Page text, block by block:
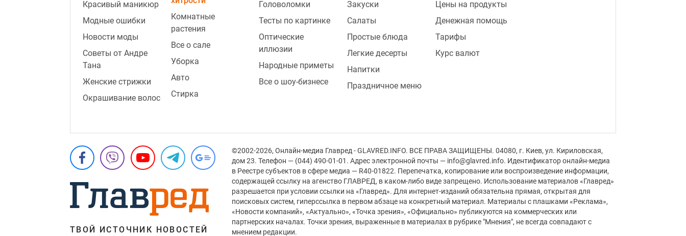
20:12
Соседи будут завидовать: как
вернуть газону насыщенный
19:59
Реклама
Красивый маникюр
Модные ошибки
Новости моды
Советы от Андре
Тана
Женские стрижки
Окрашивание волос
Комнатные
растения
Все о сале
Уборка
Авто
Стирка
Головоломки
Тесты по картинке
Оптические
иллюзии
Народные приметы
Все о шоу-бизнесе
Закуски
Салаты
Простые блюда
Легкие десерты
Напитки
Праздничное меню
Цены на продукты
Денежная помощь
Тарифы
Курс валют
ТВОЙ ИСТОЧНИК НОВОСТЕЙ
©2002-2026, Онлайн-медиа Главред - GLAVRED.INFO. ВСЕ ПРАВА ЗАЩИЩЕНЫ. 04080, г. Киев, ул. Кириловская,
дом 23. Телефон — (044) 490-01-01. Адрес электронной почты — info@glavred.info. Идентификатор онлайн-медиа
в Реестре cубъектов в сфере медиа — R40-01822. Перепечатка, копирование или воспроизведение информации,
содержащей ссылку на агенство ГЛАВРЕД, в каком-либо виде запрещено. Использование материалов «Главред»
разрешается при условии ссылки на «Главред». Для интернет-изданий обязательна прямая, открытая для
поисковых систем, гиперссылка в первом абзаце на конкретный материал. Материалы с плашками «Реклама»,
«Новости компаний», «Актуально», «Точка зрения», «Официально» публикуются на коммерческих или
партнерских началах. Точки зрения, выраженные в материалах в рубрике "Мнения", не всегда совпадают с
мнением редакции.